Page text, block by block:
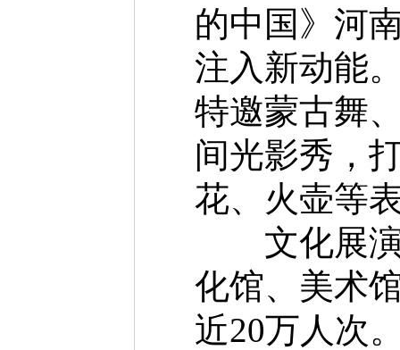
的中国》河
注入新动能
特邀蒙古舞
间光影秀，
花、火壶等
文化展演
化馆、美术
近20万人次